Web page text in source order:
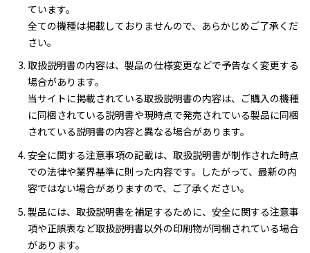
ています。
全ての機種は掲載しておりませんので、あらかじめご了承くだ
さい。
取扱説明書の内容は、製品の仕様変更などで予告なく変更する
場合があります。
当サイトに掲載されている取扱説明書の内容は、ご購入の機種
に同梱されている説明書や現時点で発売されている製品に同梱
されている説明書の内容と異なる場合があります。
安全に関する注意事項の記載は、取扱説明書が制作された時点
での法律や業界基準に則った内容です。したがって、最新の内
容ではない場合がありますので、ご了承ください。
製品には、取扱説明書を補足するために、安全に関する注意事
項や正誤表など取扱説明書以外の印刷物が同梱されている場合
があります。